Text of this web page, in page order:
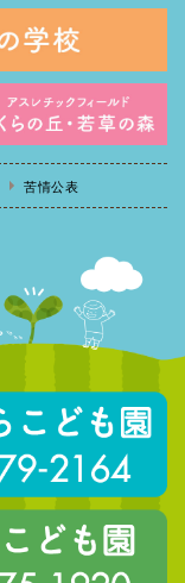
苦情公表